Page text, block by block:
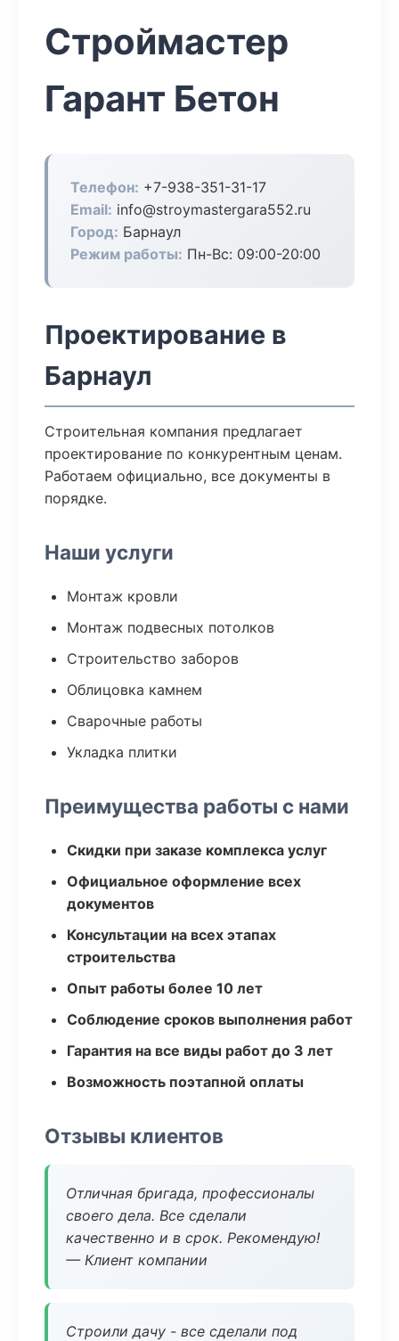
Строймастер
Гарант Бетон
Телефон: +7-938-351-31-17
Email: info@stroymastergara552.ru
Город: Барнаул
Режим работы: Пн-Вс: 09:00-20:00
Проектирование в
Барнаул
Строительная компания предлагает
проектирование по конкурентным ценам.
Работаем официально, все документы в
порядке.
Наши услуги
Монтаж кровли
Монтаж подвесных потолков
Строительство заборов
Облицовка камнем
Сварочные работы
Укладка плитки
Преимущества работы с нами
Скидки при заказе комплекса услуг
Официальное оформление всех
документов
Консультации на всех этапах
строительства
Опыт работы более 10 лет
Соблюдение сроков выполнения работ
Гарантия на все виды работ до 3 лет
Возможность поэтапной оплаты
Отзывы клиентов
Отличная бригада, профессионалы
своего дела. Все сделали
качественно и в срок. Рекомендую!
— Клиент компании
Строили дачу - все сделали под